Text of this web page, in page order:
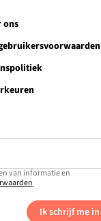
ons
van informatie en
Ik schrijf me in